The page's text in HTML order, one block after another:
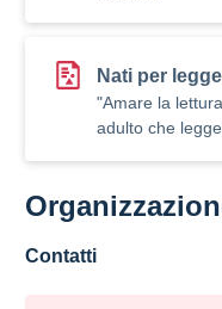
Nati per
"Amare la
adulto che
Contatti